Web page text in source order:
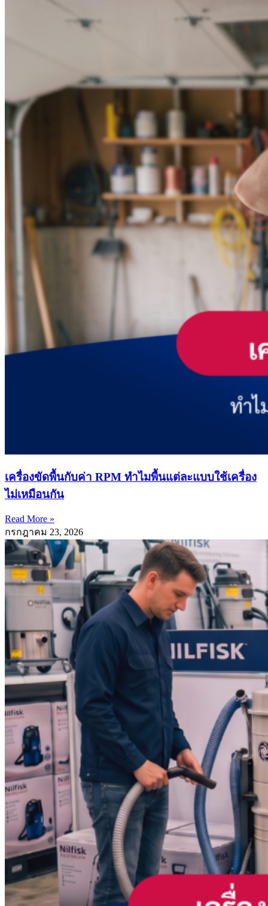
เครื่องขัดพื้นกับค่า RPM ทำไมพื้นแต่ละแบบใช้เครื่อง
ไม่เหมือนกัน
Read More »
กรกฎาคม 23, 2026